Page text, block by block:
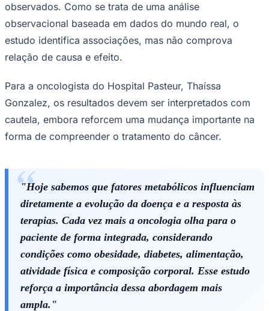
São Paulo
observados. Como se trata de uma análise
observacional baseada em dados do mundo real, o
estudo identifica associações, mas não comprova
relação de causa e efeito.
Para a oncologista do Hospital Pasteur, Thaíssa
Gonzalez, os resultados devem ser interpretados com
cautela, embora reforcem uma mudança importante na
forma de compreender o tratamento do câncer.
"Hoje sabemos que fatores metabólicos influenciam
diretamente a evolução da doença e a resposta às
terapias. Cada vez mais a oncologia olha para o
paciente de forma integrada, considerando
condições como obesidade, diabetes, alimentação,
atividade física e composição corporal. Esse estudo
reforça a importância dessa abordagem mais
ampla."